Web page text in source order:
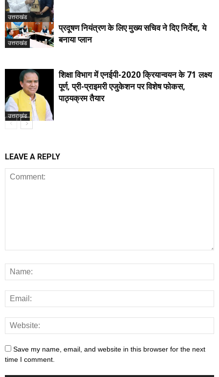
उत्तराखंड
उत्तराखंड
प्रदूषण नियंत्रण के लिए मुख्य सचिव ने दिए निर्देश, ये
बनाया प्लान
उत्तराखंड
शिक्षा विभाग में एनईपी-2020 क्रियान्वयन के 71 लक्ष्य
पूर्ण, प्री-प्राइमरी एजुकेशन पर विशेष फोकस,
पाठ्यक्रम तैयार
LEAVE A REPLY
Save my name, email, and website in this browser for the next
time I comment.